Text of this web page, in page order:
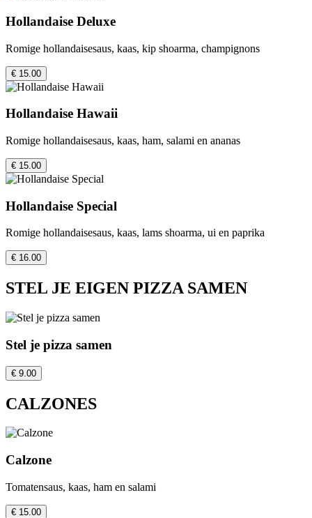
Hollandaise Deluxe
Romige hollandaisesaus, kaas, kip shoarma, champignons
€ 15.00
Hollandaise Hawaii
Romige hollandaisesaus, kaas, ham, salami en ananas
€ 15.00
Hollandaise Special
Romige hollandaisesaus, kaas, lams shoarma, ui en paprika
€ 16.00
STEL JE EIGEN PIZZA SAMEN
Stel je pizza samen
€ 9.00
CALZONES
Calzone
Tomatensaus, kaas, ham en salami
€ 15.00